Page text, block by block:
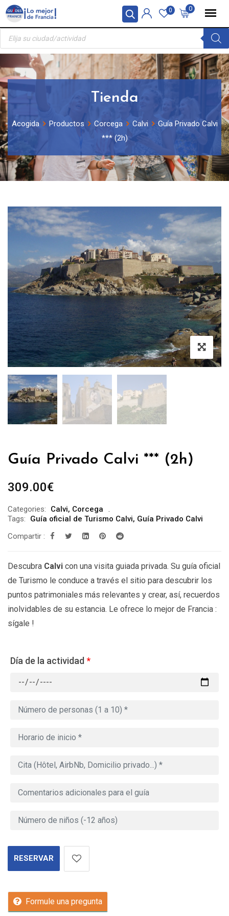
Panel de gestión de cookies
Skip
content
0
0
Búsqueda
productos
Tienda
Acogida Productos Corcega Calvi
Guía Privado Calvi
*** (2h)
Guía Privado Calvi *** (2h)
309.00€
Categories: Calvi, Corcega
Tags:
Guía oficial de Turismo Calvi, Guía Privado Calvi
Compartir :
Descubra Calvi con una visita guiada privada. Su guía oficial
de Turismo le conduce a través el sitio para descubrir los
puntos patrimoniales más relevantes y crear, así, recuerdos
inolvidables de su estancia. Le ofrece lo mejor de Francia :
sígale !
Día de la actividad*
RESERVAR
Formule una pregunta